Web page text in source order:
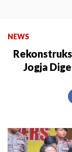
NEWS
Jogja